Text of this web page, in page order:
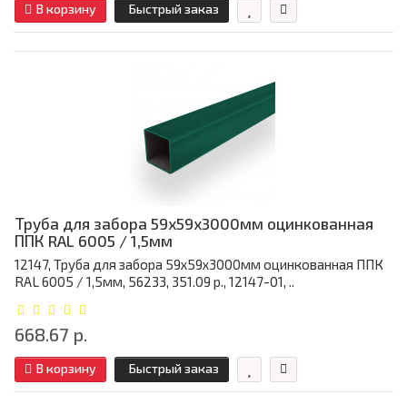
В корзину Быстрый заказ
Труба для забора 59х59x3000мм оцинкованная
ППК RAL 6005 / 1,5мм
12147, Труба для забора 59х59x3000мм оцинкованная ППК
RAL 6005 / 1,5мм, 56233, 351.09 р., 12147-01, ..
668.67 р.
В корзину Быстрый заказ